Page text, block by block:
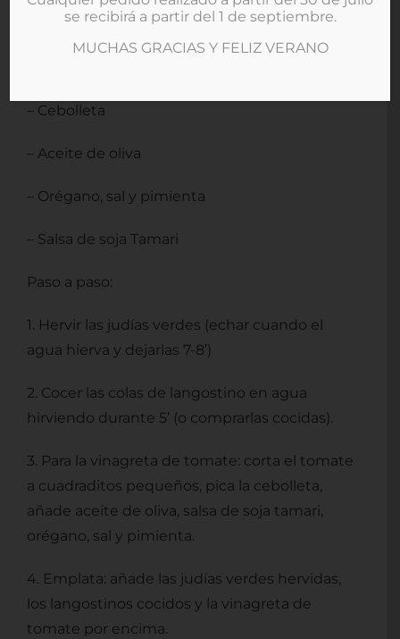
– Colas de langostinos
– Cebolleta
– Aceite de oliva
– Orégano, sal y pimienta
– Salsa de soja Tamari
Paso a paso:
1. Hervir las judías verdes (echar cuando el
agua hierva y dejarlas 7-8’)
2. Cocer las colas de langostino en agua
hirviendo durante 5’ (o comprarlas cocidas).
3. Para la vinagreta de tomate: corta el tomate
a cuadraditos pequeños, pica la cebolleta,
añade aceite de oliva, salsa de soja tamari,
orégano, sal y pimienta.
4. Emplata: añade las judías verdes hervidas,
los langostinos cocidos y la vinagreta de
tomate por encima.
se recibirá a partir del 1 de septiembre.
MUCHAS GRACIAS Y FELIZ VERANO